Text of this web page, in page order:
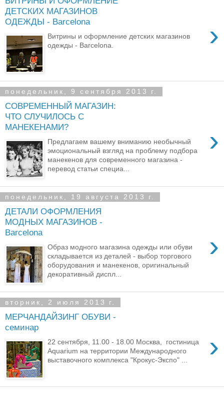
ДЕТСКИХ МАГАЗИНОВ
ОДЕЖДЫ - Barcelona
›
Витрины и оформление детских магазинов
одежды - Barcelona.
понедельник, 9 сентября 2013 г.
СОВРЕМЕННЫЙ МАГАЗИН:
ЧТО СЛУЧИЛОСЬ С
МАНЕКЕНАМИ?
›
Предлагаем вашему вниманию необычный
эмоциональный взгляд на проблему подбора
манекенов для современного магазина -
перевод статьи специа...
понедельник, 19 августа 2013 г.
ДЕТАЛИ ОФОРМЛЕНИЯ
МОДНЫХ МАГАЗИНОВ -
Barcelona
›
Образ модного магазина одежды или обуви
складывается из деталей - выбор торгового
оборудования и манекенов, оригинальный
декоративный диспл...
вторник, 2 июля 2013 г.
МЕРЧАНДАЙЗИНГ ОБУВИ -
семинар
›
22 сентября, 11.00 - 18.00 Москва, гостиница
Aquarium на территории Международного
выставочного комплекса "Крокус-Экспо" ...